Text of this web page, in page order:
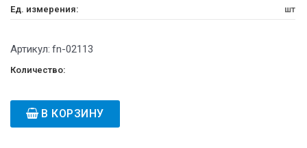
Ед. измерения: шт
Артикул: fn-02113
Количество:
В КОРЗИНУ